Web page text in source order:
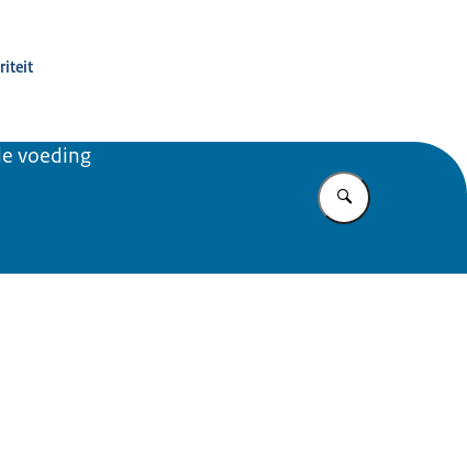
voeding
Vul in wat u